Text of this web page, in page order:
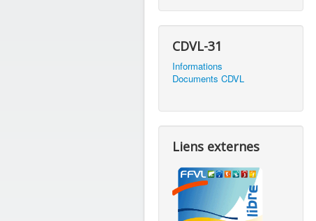
CDVL-31
Informations
Documents CDVL
Liens externes